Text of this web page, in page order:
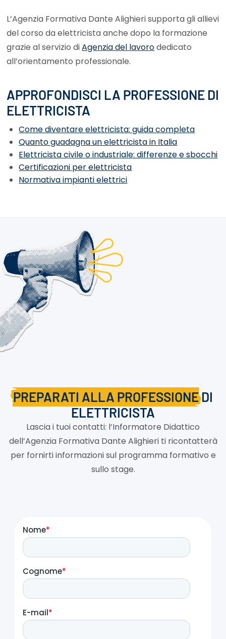
L’Agenzia Formativa Dante Alighieri supporta gli allievi
del corso da elettricista anche dopo la formazione
grazie al servizio diAgenzia del lavorodedicato
all’orientamento professionale.
APPROFONDISCI LA PROFESSIONE DI
ELETTRICISTA
Come diventare elettricista: guida completa
Quanto guadagna un elettricista in Italia
Elettricista civile o industriale: differenze e sbocchi
Certificazioni per elettricista
Normativa impianti elettrici
PREPARATI ALLA PROFESSIONEDI
ELETTRICISTA
Lascia i tuoi contatti: l’Informatore Didattico
dell’Agenzia Formativa Dante Alighieri ti ricontatterà
per fornirti informazioni sul programma formativo e
sullo stage.